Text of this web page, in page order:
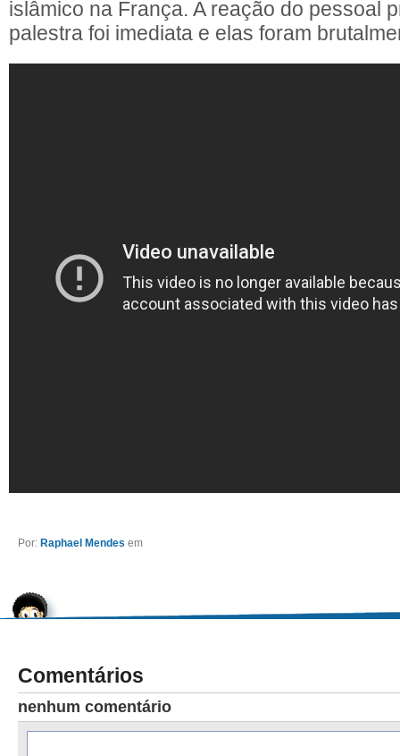
islâmico na França. A reação do pessoal
palestra foi imediata e elas foram
Por: Raphael Mendes em
Comentários
nenhum comentário